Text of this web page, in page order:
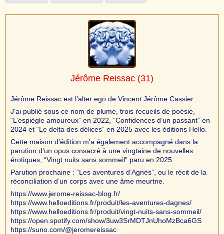
Jérôme Reissac (31)
Jérôme Reissac est l’alter ego de Vincent Jérôme Cassier.
J'ai publié sous ce nom de plume, trois recueils de poésie,
“L’espiègle amoureux” en 2022, “Confidences d’un passant” en
2024 et “Le delta des délices” en 2025 avec les éditions Hello.
Cette maison d'édition m'a également accompagné dans la
parution d'un opus consacré à une vingtaine de nouvelles
érotiques, “Vingt nuits sans sommeil” paru en 2025.
Parution prochaine : “Les aventures d’Agnès”, ou le récit de la
réconciliation d’un corps avec une âme meurtrie.
https://www.jerome-reissac-blog.fr/
https://www.helloeditions.fr/produit/les-aventures-dagnes/
https://www.helloeditions.fr/produit/vingt-nuits-sans-sommeil/
https://open.spotify.com/show/3uw3SrMDTJnUhoMzBca6GS
https://suno.com/@jeromereissac